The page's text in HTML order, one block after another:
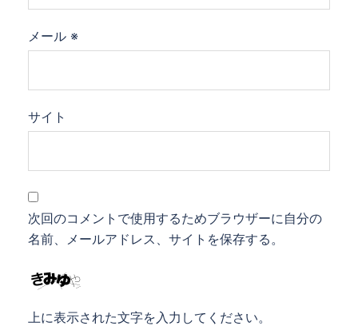
メール ※
サイト
次回のコメントで使用するためブラウザーに自分の
名前、メールアドレス、サイトを保存する。
上に表示された文字を入力してください。